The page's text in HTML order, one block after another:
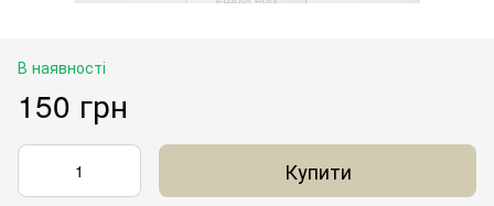
В наявності
150 грн
Купити